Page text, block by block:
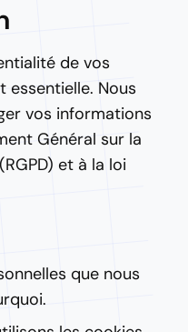
de vos
essentielle. Nous
vos informations
Général sur la
et à la loi
que nous